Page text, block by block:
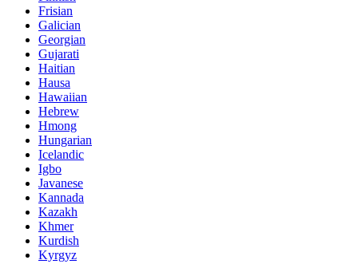
Frisian
Galician
Georgian
Gujarati
Haitian
Hausa
Hawaiian
Hebrew
Hmong
Hungarian
Icelandic
Igbo
Javanese
Kannada
Kazakh
Khmer
Kurdish
Kyrgyz